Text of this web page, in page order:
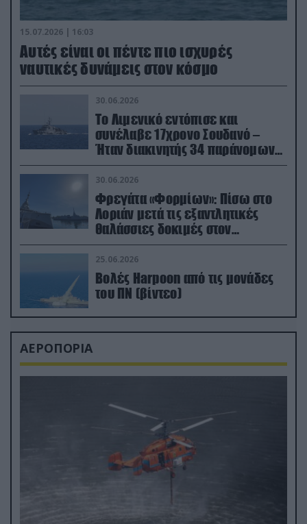
15.07.2026 | 16:03
Aυτές είναι οι πέντε πιο ισχυρές
ναυτικές δυνάμεις στον κόσμο
30.06.2026
Το Λιμενικό εντόπισε και
συνέλαβε 17χρονο Σουδανό –
Ήταν διακινητής 34 παράνομων
μεταναστών
30.06.2026
Φρεγάτα «Φορμίων»: Πίσω στο
Λοριάν μετά τις εξαντλητικές
θαλάσσιες δοκιμές στον
απαιτητικό Βισκαϊκό
25.06.2026
Βολές Harpoon από τις μονάδες
του ΠΝ (βίντεο)
ΑΕΡΟΠΟΡΙΑ